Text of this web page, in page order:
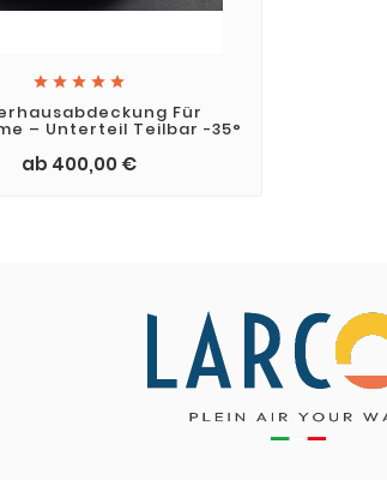
    
Für
– Unterteil Teilbar -35°
ab 400,00 €